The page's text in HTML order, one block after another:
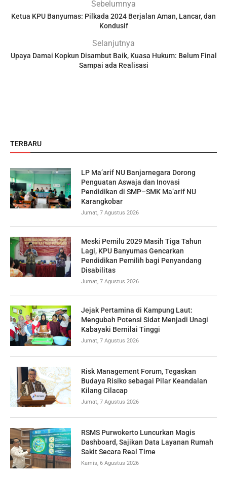
Sebelumnya
Ketua KPU Banyumas: Pilkada 2024 Berjalan Aman, Lancar, dan
Kondusif
Selanjutnya
Upaya Damai Kopkun Disambut Baik, Kuasa Hukum: Belum Final
Sampai ada Realisasi
TERBARU
LP Ma’arif NU Banjarnegara Dorong
Penguatan Aswaja dan Inovasi
Pendidikan di SMP–SMK Ma’arif NU
Karangkobar
Jumat, 7 Agustus 2026
Meski Pemilu 2029 Masih Tiga Tahun
Lagi, KPU Banyumas Gencarkan
Pendidikan Pemilih bagi Penyandang
Disabilitas
Jumat, 7 Agustus 2026
Jejak Pertamina di Kampung Laut:
Mengubah Potensi Sidat Menjadi Unagi
Kabayaki Bernilai Tinggi
Jumat, 7 Agustus 2026
Risk Management Forum, Tegaskan
Budaya Risiko sebagai Pilar Keandalan
Kilang Cilacap
Jumat, 7 Agustus 2026
RSMS Purwokerto Luncurkan Magis
Dashboard, Sajikan Data Layanan Rumah
Sakit Secara Real Time
Kamis, 6 Agustus 2026